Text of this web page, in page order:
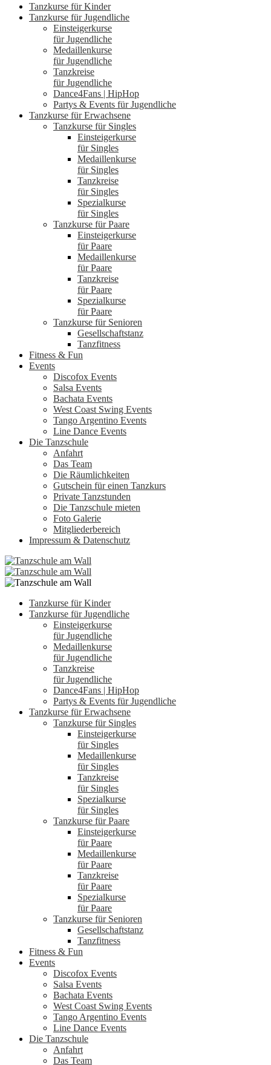
Tanzkurse für Kinder
Tanzkurse für Jugendliche
Einsteigerkurse
für Jugendliche
Medaillenkurse
für Jugendliche
Tanzkreise
für Jugendliche
Dance4Fans | HipHop
Partys & Events für Jugendliche
Tanzkurse für Erwachsene
Tanzkurse für Singles
Einsteigerkurse
für Singles
Medaillenkurse
für Singles
Tanzkreise
für Singles
Spezialkurse
für Singles
Tanzkurse für Paare
Einsteigerkurse
für Paare
Medaillenkurse
für Paare
Tanzkreise
für Paare
Spezialkurse
für Paare
Tanzkurse für Senioren
Gesellschaftstanz
Tanzfitness
Fitness & Fun
Events
Discofox Events
Salsa Events
Bachata Events
West Coast Swing Events
Tango Argentino Events
Line Dance Events
Die Tanzschule
Anfahrt
Das Team
Die Räumlichkeiten
Gutschein für einen Tanzkurs
Private Tanzstunden
Die Tanzschule mieten
Foto Galerie
Mitgliederbereich
Impressum & Datenschutz
Tanzkurse für Kinder
Tanzkurse für Jugendliche
Einsteigerkurse
für Jugendliche
Medaillenkurse
für Jugendliche
Tanzkreise
für Jugendliche
Dance4Fans | HipHop
Partys & Events für Jugendliche
Tanzkurse für Erwachsene
Tanzkurse für Singles
Einsteigerkurse
für Singles
Medaillenkurse
für Singles
Tanzkreise
für Singles
Spezialkurse
für Singles
Tanzkurse für Paare
Einsteigerkurse
für Paare
Medaillenkurse
für Paare
Tanzkreise
für Paare
Spezialkurse
für Paare
Tanzkurse für Senioren
Gesellschaftstanz
Tanzfitness
Fitness & Fun
Events
Discofox Events
Salsa Events
Bachata Events
West Coast Swing Events
Tango Argentino Events
Line Dance Events
Die Tanzschule
Anfahrt
Das Team